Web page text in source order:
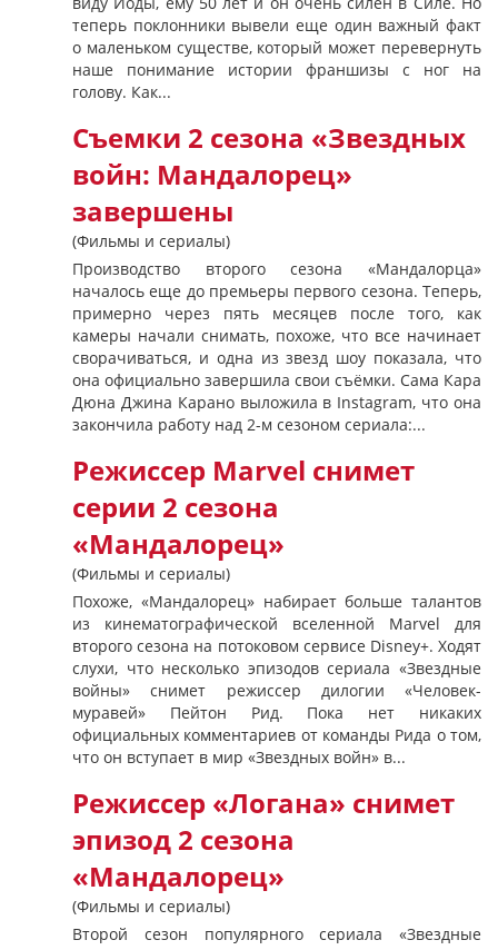
теперь поклонники вывели еще один важный факт
о маленьком существе, который может перевернуть
наше понимание истории франшизы с ног на
голову. Как...
Съемки 2 сезона «Звездных
войн: Мандалорец»
завершены
(Фильмы и сериалы)
Производство второго сезона «Мандалорца»
началось еще до премьеры первого сезона. Теперь,
примерно через пять месяцев после того, как
камеры начали снимать, похоже, что все начинает
сворачиваться, и одна из звезд шоу показала, что
она официально завершила свои съёмки. Сама Кара
Дюна Джина Карано выложила в Instagram, что она
закончила работу над 2-м сезоном сериала:...
Режиссер Marvel снимет
серии 2 сезона
«Мандалорец»
(Фильмы и сериалы)
Похоже, «Мандалорец» набирает больше талантов
из кинематографической вселенной Marvel для
второго сезона на потоковом сервисе Disney+. Ходят
слухи, что несколько эпизодов сериала «Звездные
войны» снимет режиссер дилогии «Человек-
муравей» Пейтон Рид. Пока нет никаких
официальных комментариев от команды Рида о том,
что он вступает в мир «Звездных войн» в...
Режиссер «Логана» снимет
эпизод 2 сезона
«Мандалорец»
(Фильмы и сериалы)
Второй сезон популярного сериала «Звездные